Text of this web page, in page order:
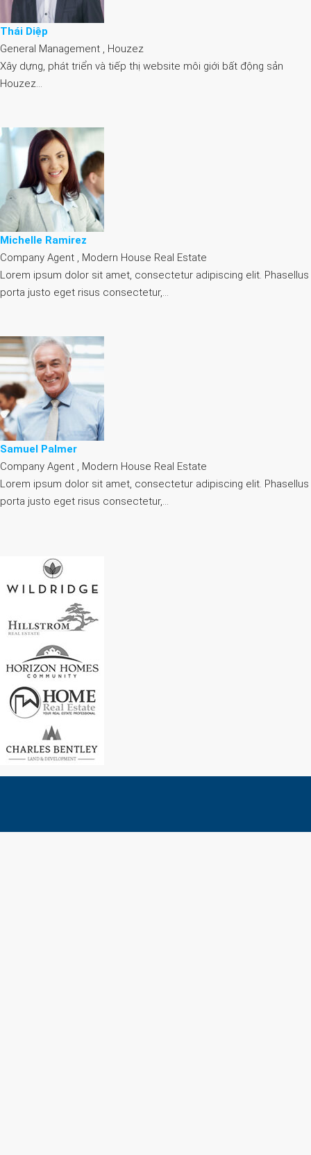
Thái Diệp
General Management , Houzez
Xây dựng, phát triển và tiếp thị website môi giới bất động sản
Houzez…
Michelle Ramirez
Company Agent , Modern House Real Estate
Lorem ipsum dolor sit amet, consectetur adipiscing elit. Phasellus
porta justo eget risus consectetur,…
Samuel Palmer
Company Agent , Modern House Real Estate
Lorem ipsum dolor sit amet, consectetur adipiscing elit. Phasellus
porta justo eget risus consectetur,…